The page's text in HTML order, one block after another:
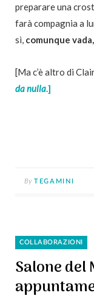
preparare una
farà compagnia a
sì, comunque
[Ma c’è altro di
da nulla.]
By TEGAMINI
COLLABORAZIONI
Salone del